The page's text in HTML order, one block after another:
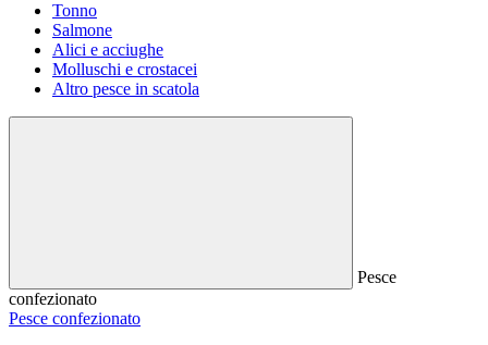
Tonno
Salmone
Alici e acciughe
Molluschi e crostacei
Altro pesce in scatola
Pesce
confezionato
Pesce confezionato